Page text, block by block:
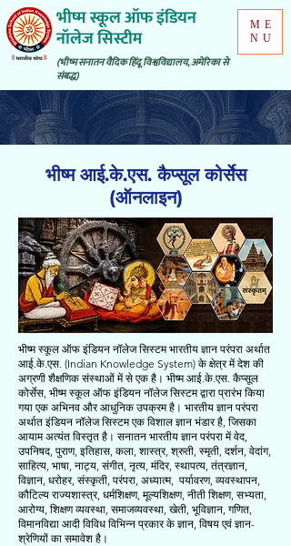
ME
NU
भीष्म स्कूल ऑफ इंडियन
नॉलेज सिस्टीम
(भीष्म सनातन वैदिक हिंदू विश्वविद्यालय, अमेरिका से
संबद्ध)
भीष्म आई.के.एस. कैप्सूल कोर्सेस
(ऑनलाइन)
भीष्म स्कूल ऑफ इंडियन नॉलेज सिस्टम भारतीय ज्ञान परंपरा अर्थात
आई.के.एस. (Indian Knowledge System) के क्षेत्र में देश की
अग्रणी शैक्षणिक संस्थाओं में से एक है। भीष्म आई.के.एस. कैप्सूल
कोर्सेस, भीष्म स्कूल ऑफ इंडियन नॉलेज सिस्टम द्वारा प्रारंभ किया
गया एक अभिनव और आधुनिक उपक्रम है। भारतीय ज्ञान परंपरा
अर्थात इंडियन नॉलेज सिस्टम एक विशाल ज्ञान भंडार है, जिसका
आयाम अत्यंत विस्तृत है। सनातन भारतीय ज्ञान परंपरा में वेद,
उपनिषद, पुराण, इतिहास, कला, शास्त्र, श्रुती, स्मृती, दर्शन, वेदांग,
साहित्य, भाषा, नाट्य, संगीत, नृत्य, मंदिर, स्थापत्य, तंत्रज्ञान,
विज्ञान, धरोहर, संस्कृती, परंपरा, अध्यात्म, पर्यावरण, व्यवस्थापन,
कौटिल्य राज्यशास्त्र, धर्मशिक्षण, मूल्यशिक्षण, नीती शिक्षण, सभ्यता,
आरोग्य, शिक्षण व्यवस्था, समाजव्यवस्था, खेती, भूविज्ञान, गणित,
विमानविद्या आदी विविध विभिन्न प्रकार के ज्ञान, विषय एवं ज्ञान-
श्रेणियों का समावेश है।